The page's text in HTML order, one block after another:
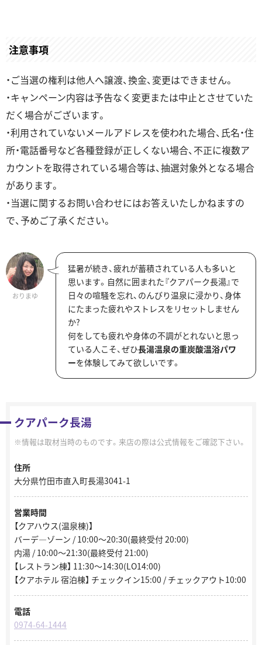
注意事項
・ご当選の権利は他人へ譲渡、換金、変更はできません。
・キャンペーン内容は予告なく変更または中止とさせていた
だく場合がございます。
・利用されていないメールアドレスを使われた場合、氏名・住
所・電話番号など各種登録が正しくない場合、不正に複数ア
カウントを取得されている場合等は、抽選対象外となる場合
があります。
・当選に関するお問い合わせにはお答えいたしかねますの
で、予めご了承ください。
おりまゆ
猛暑が続き、疲れが蓄積されている人も多いと
思います。自然に囲まれた『クアパーク長湯』で
日々の喧騒を忘れ、のんびり温泉に浸かり、身体
にたまった疲れやストレスをリセットしません
か?
何をしても疲れや身体の不調がとれないと思っ
ている人こそ、ぜひ長湯温泉の重炭酸温浴パワ
ーを体験してみて欲しいです。
クアパーク長湯
情報は取材当時のものです。来店の際は公式情報をご確認下さい。
住所
大分県竹田市直入町長湯3041-1
営業時間
【クアハウス(温泉棟)】
バーデ―ゾーン / 10:00～20:30(最終受付 20:00)
内湯 / 10:00～21:30(最終受付 21:00)
【レストラン棟】 11:30～14:30(LO14:00)
【クアホテル 宿泊棟】 チェックイン15:00 / チェックアウト10:00
電話
0974-64-1444